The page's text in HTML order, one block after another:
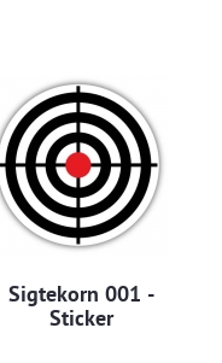
Sigtekorn 001 -
Sticker